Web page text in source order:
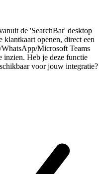
de 'SearchBar' desktop
openen, direct een
Microsoft Teams
inzien. Heb je deze functie
voor jouw integratie?